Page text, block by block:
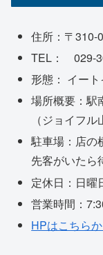
住所：〒310-
TEL： 029-
形態： イー
場所概要：駅
（ジョイフ
駐車場：店の
先客がいたら
定休日：日曜
営業時間：
HPはこちら